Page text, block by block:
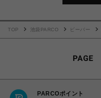
TOP 池袋PARCO ビーバー
PARCOポイント